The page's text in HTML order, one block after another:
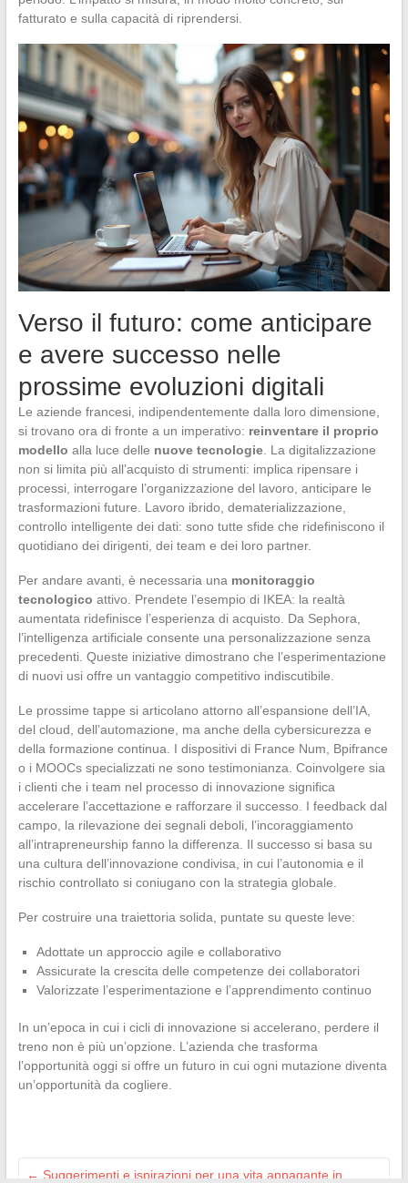
fatturato e sulla capacità di riprendersi.
Verso il futuro: come anticipare
e avere successo nelle
prossime evoluzioni digitali
Le aziende francesi, indipendentemente dalla loro dimensione,
si trovano ora di fronte a un imperativo: reinventare il proprio
modello alla luce delle nuove tecnologie. La digitalizzazione
non si limita più all’acquisto di strumenti: implica ripensare i
processi, interrogare l’organizzazione del lavoro, anticipare le
trasformazioni future. Lavoro ibrido, dematerializzazione,
controllo intelligente dei dati: sono tutte sfide che ridefiniscono il
quotidiano dei dirigenti, dei team e dei loro partner.
Per andare avanti, è necessaria una monitoraggio
tecnologico attivo. Prendete l’esempio di IKEA: la realtà
aumentata ridefinisce l’esperienza di acquisto. Da Sephora,
l’intelligenza artificiale consente una personalizzazione senza
precedenti. Queste iniziative dimostrano che l’esperimentazione
di nuovi usi offre un vantaggio competitivo indiscutibile.
Le prossime tappe si articolano attorno all’espansione dell’IA,
del cloud, dell’automazione, ma anche della cybersicurezza e
della formazione continua. I dispositivi di France Num, Bpifrance
o i MOOCs specializzati ne sono testimonianza. Coinvolgere sia
i clienti che i team nel processo di innovazione significa
accelerare l’accettazione e rafforzare il successo. I feedback dal
campo, la rilevazione dei segnali deboli, l’incoraggiamento
all’intrapreneurship fanno la differenza. Il successo si basa su
una cultura dell’innovazione condivisa, in cui l’autonomia e il
rischio controllato si coniugano con la strategia globale.
Per costruire una traiettoria solida, puntate su queste leve:
Adottate un approccio agile e collaborativo
Assicurate la crescita delle competenze dei collaboratori
Valorizzate l’esperimentazione e l’apprendimento continuo
In un’epoca in cui i cicli di innovazione si accelerano, perdere il
treno non è più un’opzione. L’azienda che trasforma
l’opportunità oggi si offre un futuro in cui ogni mutazione diventa
un’opportunità da cogliere.
← Suggerimenti e ispirazioni per una vita appagante in